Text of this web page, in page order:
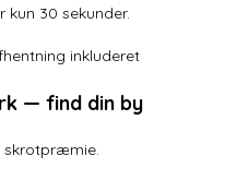
30 sekunder.
inkluderet
— find din by